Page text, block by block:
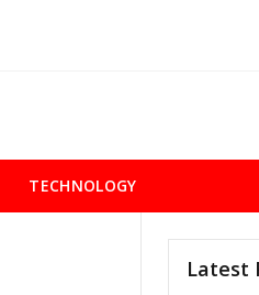
TECHNOLOGY
Latest